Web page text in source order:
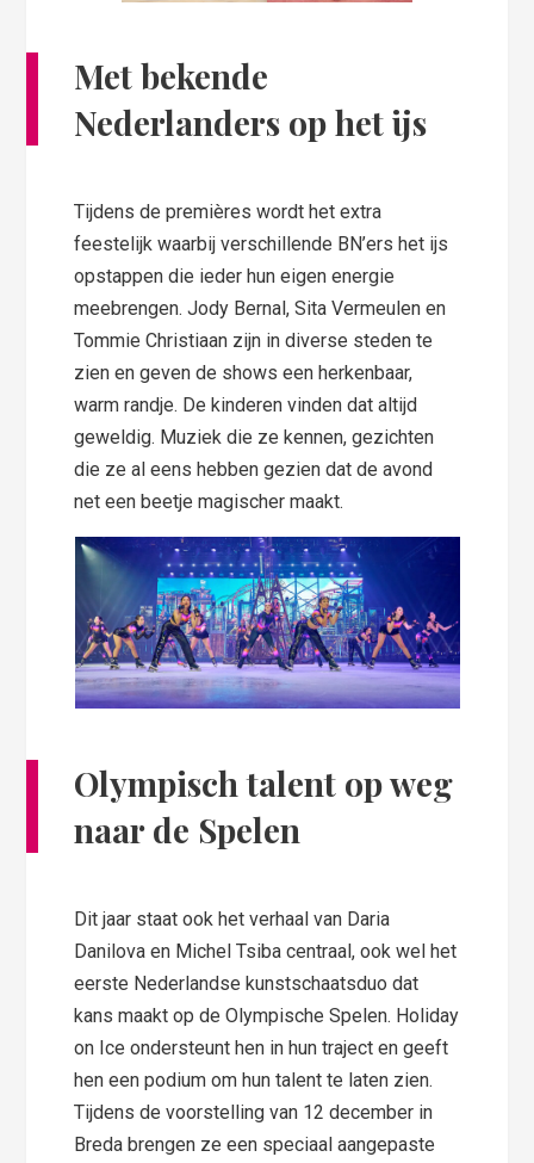
Met bekende
Nederlanders op het ijs
Tijdens de premières wordt het extra
feestelijk waarbij verschillende BN’ers het ijs
opstappen die ieder hun eigen energie
meebrengen. Jody Bernal, Sita Vermeulen en
Tommie Christiaan zijn in diverse steden te
zien en geven de shows een herkenbaar,
warm randje. De kinderen vinden dat altijd
geweldig. Muziek die ze kennen, gezichten
die ze al eens hebben gezien dat de avond
net een beetje magischer maakt.
Olympisch talent op weg
naar de Spelen
Dit jaar staat ook het verhaal van Daria
Danilova en Michel Tsiba centraal, ook wel het
eerste Nederlandse kunstschaatsduo dat
kans maakt op de Olympische Spelen. Holiday
on Ice ondersteunt hen in hun traject en geeft
hen een podium om hun talent te laten zien.
Tijdens de voorstelling van 12 december in
Breda brengen ze een speciaal aangepaste